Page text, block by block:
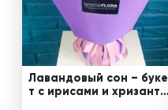
Лавандовый сон – буке
т с ирисами и хризанте